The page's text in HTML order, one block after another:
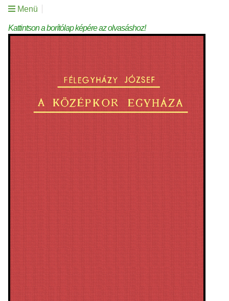
Menü
Kattintson a borítólap képére az olvasáshoz!